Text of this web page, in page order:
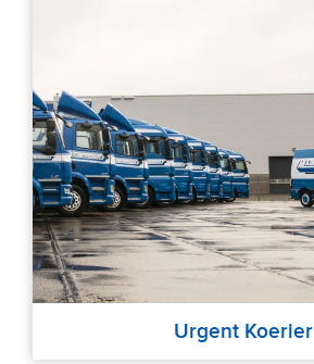
Urgent Koerier